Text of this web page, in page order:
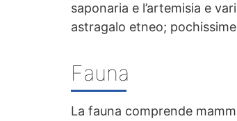
saponaria e l’artemisia e
astragalo etneo;
Fauna
La fauna comprende